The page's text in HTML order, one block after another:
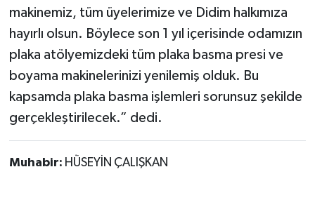
makinemiz, tüm üyelerimize ve Didim halkımıza
hayırlı olsun. Böylece son 1 yıl içerisinde odamızın
plaka atölyemizdeki tüm plaka basma presi ve
boyama makinelerinizi yenilemiş olduk. Bu
kapsamda plaka basma işlemleri sorunsuz şekilde
gerçekleştirilecek.” dedi.
Muhabir: HÜSEYİN ÇALIŞKAN